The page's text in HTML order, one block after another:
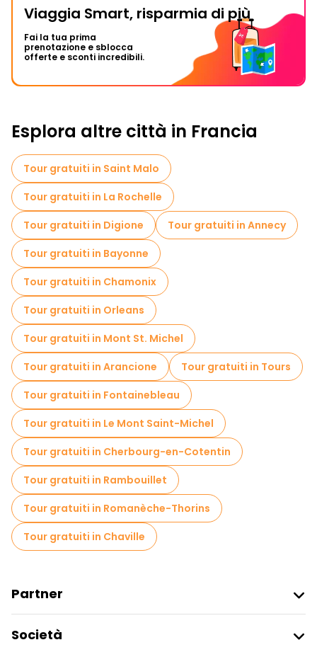
Viaggia Smart, risparmia di più
Fai la tua prima
prenotazione e sblocca
offerte e sconti incredibili.
Esplora altre città in Francia
Tour gratuiti in Saint Malo
Tour gratuiti in La Rochelle
Tour gratuiti in Digione
Tour gratuiti in Annecy
Tour gratuiti in Bayonne
Tour gratuiti in Chamonix
Tour gratuiti in Orleans
Tour gratuiti in Mont St. Michel
Tour gratuiti in Arancione
Tour gratuiti in Tours
Tour gratuiti in Fontainebleau
Tour gratuiti in Le Mont Saint-Michel
Tour gratuiti in Cherbourg-en-Cotentin
Tour gratuiti in Rambouillet
Tour gratuiti in Romanèche-Thorins
Tour gratuiti in Chaville
Partner
Accesso Del Fornitore
Società